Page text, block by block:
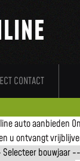
CONTACT
auto aanbieden
u ontvangt